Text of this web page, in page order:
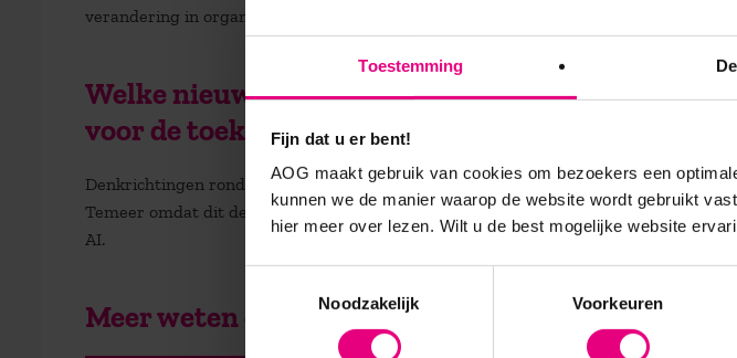
Toestemming
Fijn dat u er bent!
AOG maakt gebruik van cookies om bezoekers een
kunnen we de manier waarop de website wordt gebruikt
hier meer over lezen. Wilt u de best mogelijke website
Noodzakelijk
Voorkeuren
verandering in organiseren die momenteel gaande is.
Welke nieuwe denkrichting of theorie biedt
voor de toekomst?
Denkrichtingen rond sociaal kapitaal, sociale identiteit en organiseren in
Temeer omdat dit denkrichting zijn die goed aansluiten bij de technologische
AI.
Meer weten over de opleiding Mens- en